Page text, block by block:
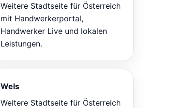
Weitere Stadtseite für Österreich
mit Handwerkerportal,
Handwerker Live und lokalen
Leistungen.
Wels
Weitere Stadtseite für Österreich